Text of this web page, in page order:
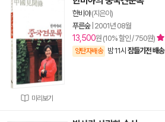
미리보기
한비야(지은이)
푸른숲| 2001년 08월
13,500원 (10% 할인 / 750원)
양탄자배송 밤 11시 잠들기전 배송